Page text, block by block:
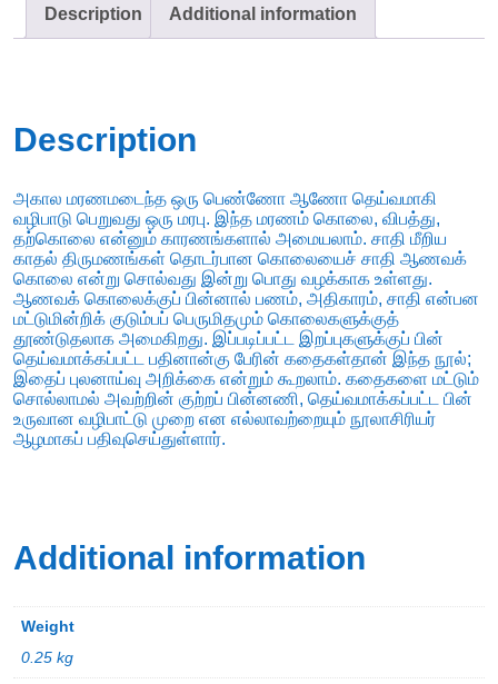
Description Additional information
Description
அகால மரணமடைந்த ஒரு பெண்ணோ ஆணோ தெய்வமாகி
வழிபாடு பெறுவது ஒரு மரபு. இந்த மரணம் கொலை, விபத்து,
தற்கொலை என்னும் காரணங்களால் அமையலாம். சாதி மீறிய
காதல் திருமணங்கள் தொடர்பான கொலையைச் சாதி ஆணவக்
கொலை என்று சொல்வது இன்று பொது வழக்காக உள்ளது.
ஆணவக் கொலைக்குப் பின்னால் பணம், அதிகாரம், சாதி என்பன
மட்டுமின்றிக் குடும்பப் பெருமிதமும் கொலைகளுக்குத்
தூண்டுதலாக அமைகிறது. இப்படிப்பட்ட இறப்புகளுக்குப் பின்
தெய்வமாக்கப்பட்ட பதினான்கு பேரின் கதைகள்தான் இந்த நூல்;
இதைப் புலனாய்வு அறிக்கை என்றும் கூறலாம். கதைகளை மட்டும்
சொல்லாமல் அவற்றின் குற்றப் பின்னணி, தெய்வமாக்கப்பட்ட பின்
உருவான வழிபாட்டு முறை என எல்லாவற்றையும் நூலாசிரியர்
ஆழமாகப் பதிவுசெய்துள்ளார்.
Additional information
Weight
0.25 kg